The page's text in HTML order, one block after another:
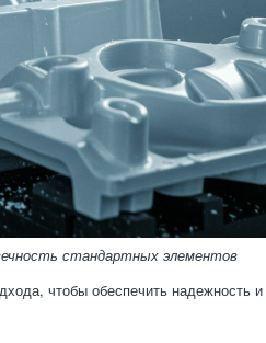
стандартных элементов
чтобы обеспечить надежность и